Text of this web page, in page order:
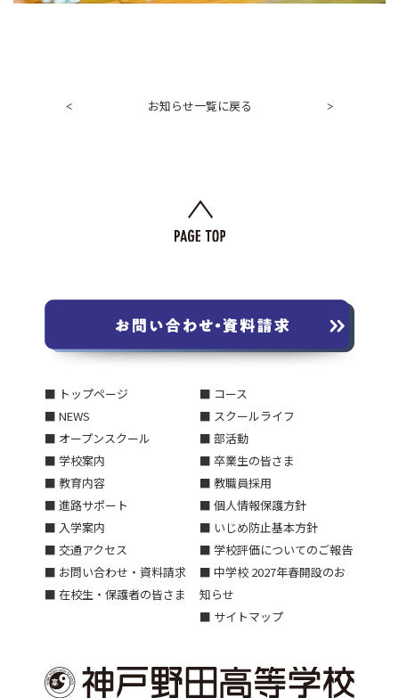
< お知らせ一覧に戻る >
■ トップページ
■ NEWS
■ オープンスクール
■ 学校案内
■ 教育内容
■ 進路サポート
■ 入学案内
■ 交通アクセス
■ お問い合わせ・資料請求
■ 在校生・保護者の皆さま
■ コース
■ スクールライフ
■ 部活動
■ 卒業生の皆さま
■ 教職員採用
■ 個人情報保護方針
■ いじめ防止基本方針
■ 学校評価についてのご報告
■ 中学校 2027年春開設のお
知らせ
■ サイトマップ